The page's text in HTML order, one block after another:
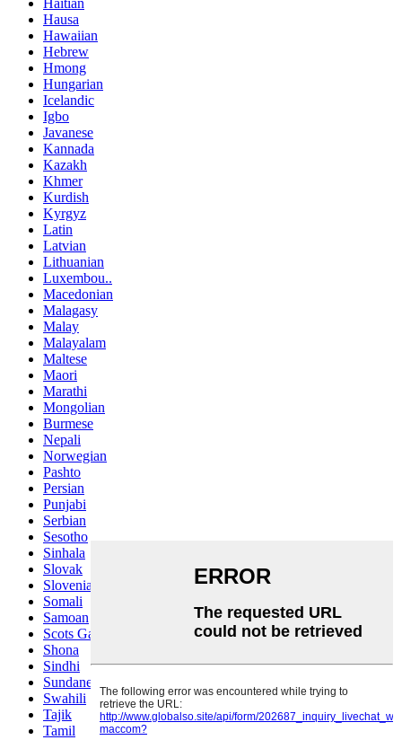
Haitian
Hausa
Hawaiian
Hebrew
Hmong
Hungarian
Icelandic
Igbo
Javanese
Kannada
Kazakh
Khmer
Kurdish
Kyrgyz
Latin
Latvian
Lithuanian
Luxembou..
Macedonian
Malagasy
Malay
Malayalam
Maltese
Maori
Marathi
Mongolian
Burmese
Nepali
Norwegian
Pashto
Persian
Punjabi
Serbian
Sesotho
Sinhala
Slovak
Slovenian
Somali
Samoan
Scots Gaelic
Shona
Sindhi
Sundanese
Swahili
Tajik
Tamil